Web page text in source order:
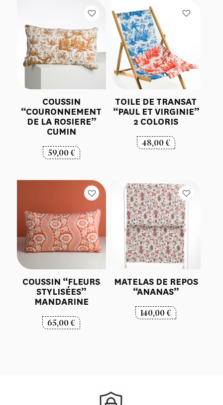
COUSSIN
“COURONNEMENT
DE LA ROSIERE”
CUMIN
59,00€
TOILE DE TRANSAT
“PAUL ET VIRGINIE”
2 COLORIS
48,00€
COUSSIN “FLEURS
STYLISÉES”
MANDARINE
65,00€
MATELAS DE REPOS
“ANANAS”
140,00€